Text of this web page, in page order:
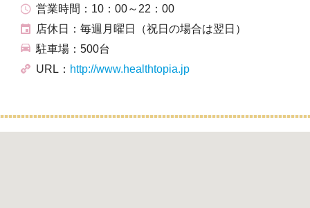
営業時間：10：00～22：00
店休日：毎週月曜日（祝日の場合は翌日）
駐車場：500台
URL： http://www.healthtopia.jp